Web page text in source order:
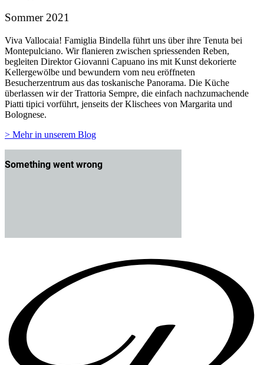
Sommer 2021
Viva Vallocaia! Famiglia Bindella führt uns über ihre Tenuta bei
Montepulciano. Wir flanieren zwischen spriessenden Reben,
begleiten Direktor Giovanni Capuano ins mit Kunst dekorierte
Kellergewölbe und bewundern vom neu eröffneten
Besucherzentrum aus das toskanische Panorama. Die Küche
überlassen wir der Trattoria Sempre, die einfach nachzumachende
Piatti tipici vorführt, jenseits der Klischees von Margarita und
Bolognese.
> Mehr in unserem Blog